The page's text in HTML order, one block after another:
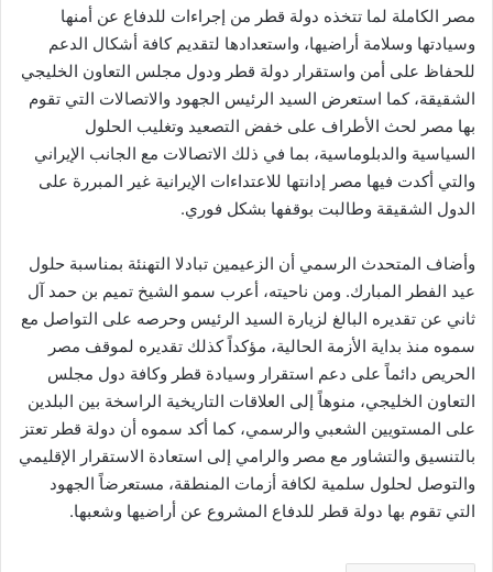
مصر الكاملة لما تتخذه دولة قطر من إجراءات للدفاع عن أمنها
وسيادتها وسلامة أراضيها، واستعدادها لتقديم كافة أشكال الدعم
للحفاظ على أمن واستقرار دولة قطر ودول مجلس التعاون الخليجي
الشقيقة، كما استعرض السيد الرئيس الجهود والاتصالات التي تقوم
بها مصر لحث الأطراف على خفض التصعيد وتغليب الحلول
السياسية والدبلوماسية، بما في ذلك الاتصالات مع الجانب الإيراني
والتي أكدت فيها مصر إدانتها للاعتداءات الإيرانية غير المبررة على
الدول الشقيقة وطالبت بوقفها بشكل فوري.
وأضاف المتحدث الرسمي أن الزعيمين تبادلا التهنئة بمناسبة حلول
عيد الفطر المبارك. ومن ناحيته، أعرب سمو الشيخ تميم بن حمد آل
ثاني عن تقديره البالغ لزيارة السيد الرئيس وحرصه على التواصل مع
سموه منذ بداية الأزمة الحالية، مؤكداً كذلك تقديره لموقف مصر
الحريص دائماً على دعم استقرار وسيادة قطر وكافة دول مجلس
التعاون الخليجي، منوهاً إلى العلاقات التاريخية الراسخة بين البلدين
على المستويين الشعبي والرسمي، كما أكد سموه أن دولة قطر تعتز
بالتنسيق والتشاور مع مصر والرامي إلى استعادة الاستقرار الإقليمي
والتوصل لحلول سلمية لكافة أزمات المنطقة، مستعرضاً الجهود
التي تقوم بها دولة قطر للدفاع المشروع عن أراضيها وشعبها.